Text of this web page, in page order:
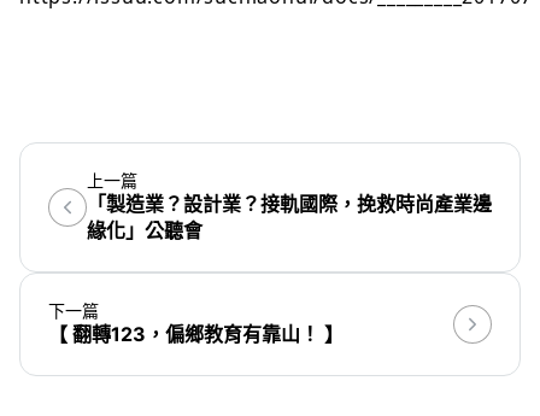
上一篇
「製造業？設計業？接軌國際，挽救時尚產業邊
緣化」公聽會
下一篇
【 翻轉123，偏鄉教育有靠山！ 】